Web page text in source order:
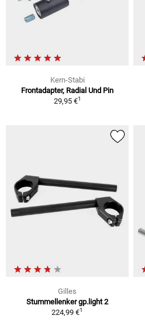
Kern-Stabi
Frontadapter, Radial Und Pin
29,95 €1
Gilles
Stummellenker gp.light 2
224,99 €1